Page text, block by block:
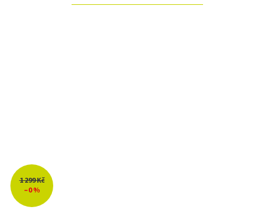
1 299 Kč
–0 %